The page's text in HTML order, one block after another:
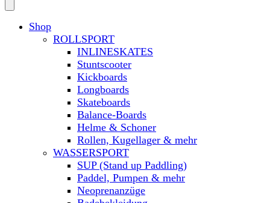
Shop
ROLLSPORT
INLINESKATES
Stuntscooter
Kickboards
Longboards
Skateboards
Balance-Boards
Helme & Schoner
Rollen, Kugellager & mehr
WASSERSPORT
SUP (Stand up Paddling)
Paddel, Pumpen & mehr
Neoprenanzüge